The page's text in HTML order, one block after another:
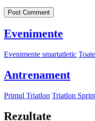
Evenimente
Evenimente smartatletic
Antrenament
Primul Triatlon Triatlon
Rezultate